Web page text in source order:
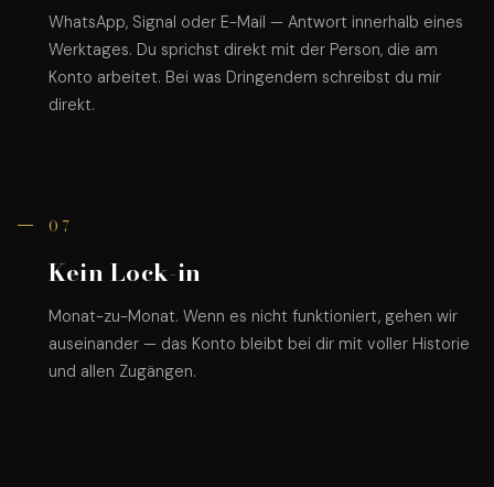
WhatsApp, Signal oder E-Mail — Antwort innerhalb eines
Werktages. Du sprichst direkt mit der Person, die am
Konto arbeitet. Bei was Dringendem schreibst du mir
direkt.
07
Kein Lock-in
Monat-zu-Monat. Wenn es nicht funktioniert, gehen wir
auseinander — das Konto bleibt bei dir mit voller Historie
und allen Zugängen.